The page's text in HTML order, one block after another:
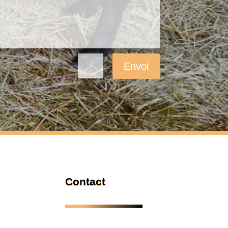
7 + 13= Envoi
Contact